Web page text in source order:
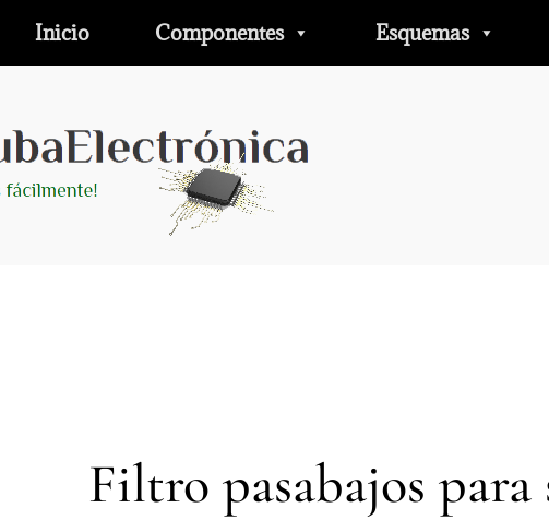
Inicio Componentes Esquemas
Filtro pasabajos